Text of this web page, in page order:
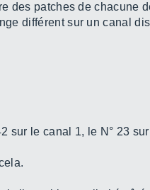
des patches de chacune
différent sur un canal
sur le canal 1, le N° 23